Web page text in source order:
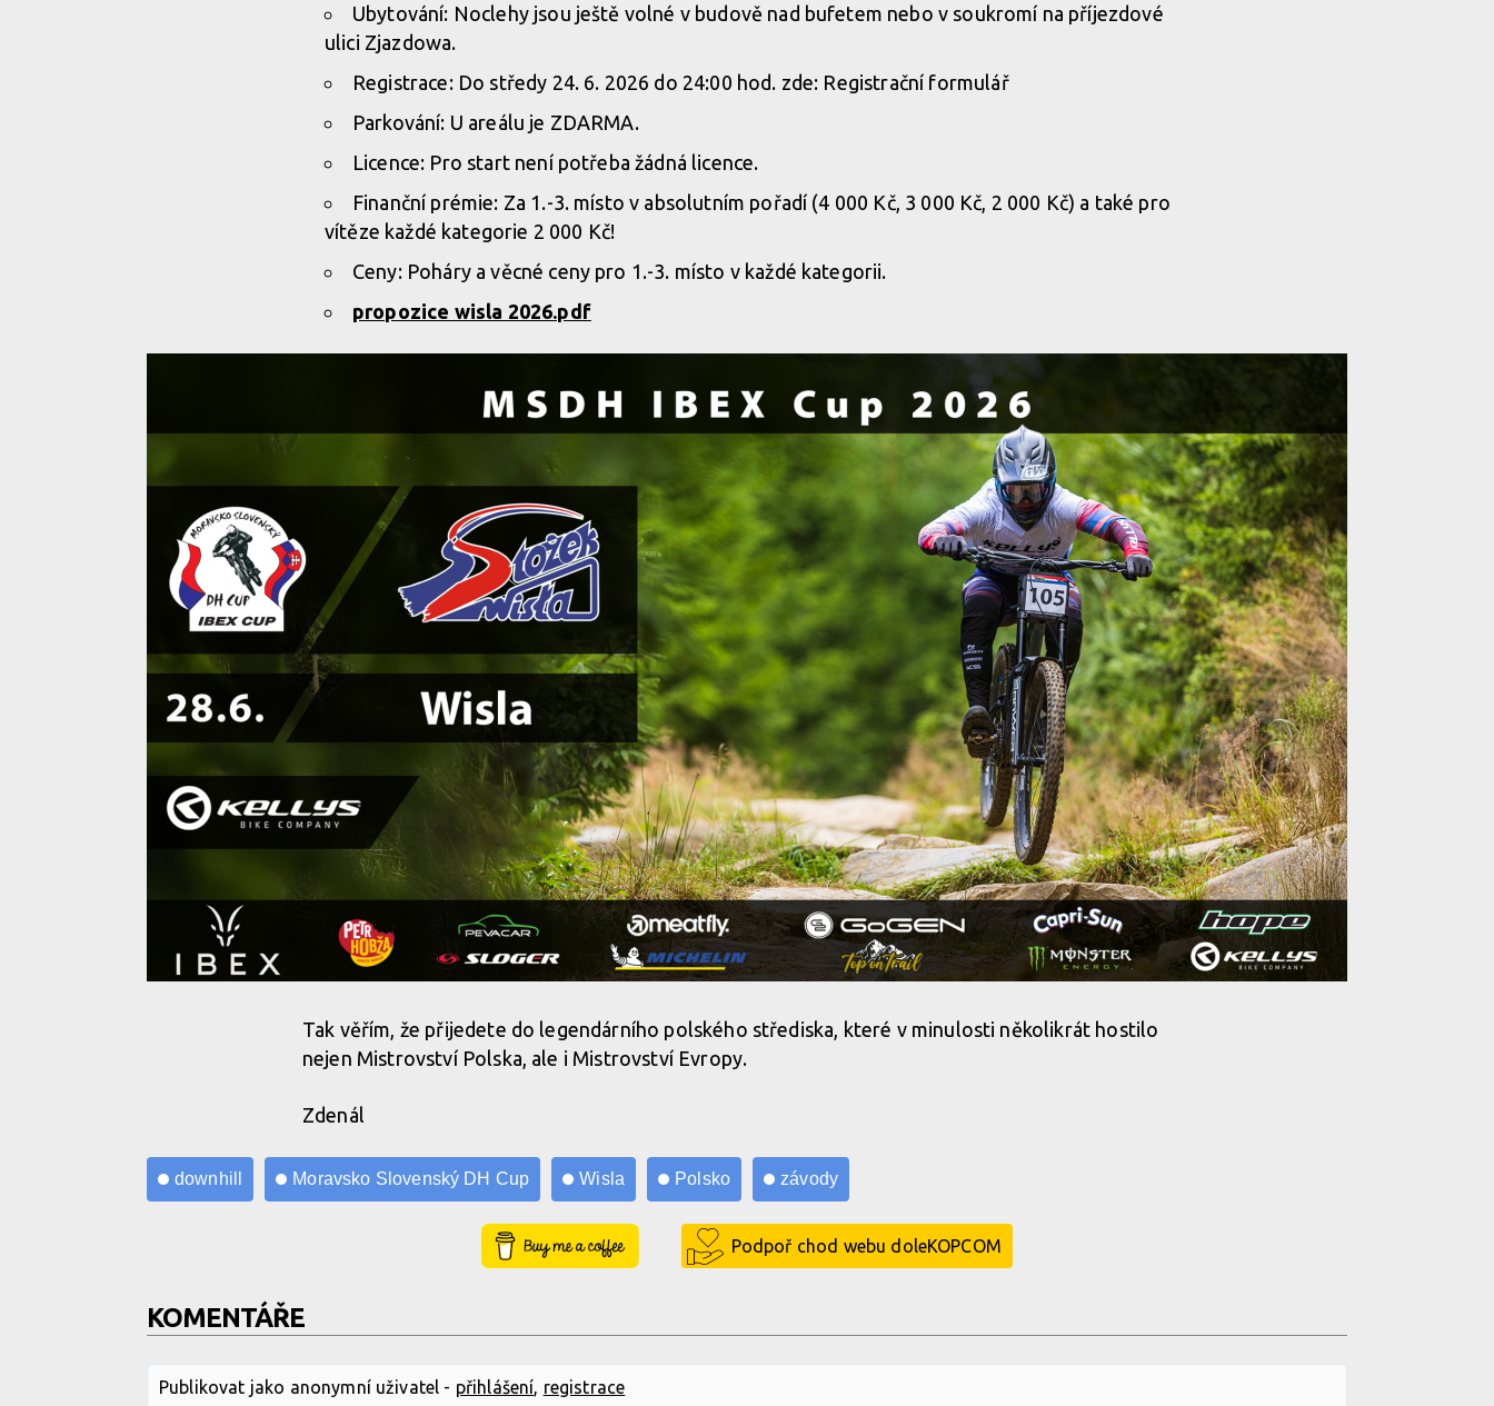
Ubytování: Noclehy jsou ještě volné v budově nad bufetem nebo v soukromí na příjezdové
ulici Zjazdowa.
Registrace: Do středy 24. 6. 2026 do 24:00 hod. zde: Registrační formulář
Parkování: U areálu je ZDARMA.
Licence: Pro start není potřeba žádná licence.
Finanční prémie: Za 1.-3. místo v absolutním pořadí (4 000 Kč, 3 000 Kč, 2 000 Kč) a také pro
vítěze každé kategorie 2 000 Kč!
Ceny: Poháry a věcné ceny pro 1.-3. místo v každé kategorii.
propozice wisla 2026.pdf
Tak věřím, že přijedete do legendárního polského střediska, které v minulosti několikrát hostilo
nejen Mistrovství Polska, ale i Mistrovství Evropy.
Zdenál
downhill Moravsko Slovenský DH Cup Wisla Polsko závody
Buy Me a Coffee Podpoř chod webu doleKOPCOM
KOMENTÁŘE
Publikovat jako anonymní uživatel - přihlášení registrace